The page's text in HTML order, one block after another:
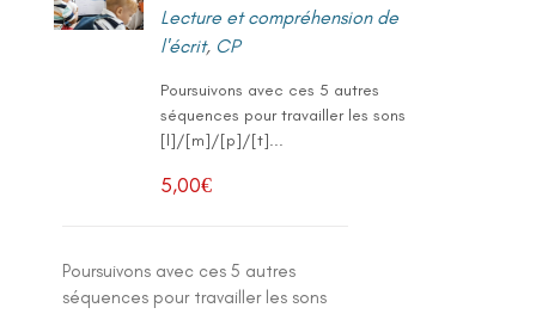
Lecture et compréhension de
l'écrit, CP
Poursuivons avec ces 5 autres
séquences pour travailler les sons
[l]/[m]/[p]/[t]...
5,00€
Poursuivons avec ces 5 autres
séquences pour travailler les sons